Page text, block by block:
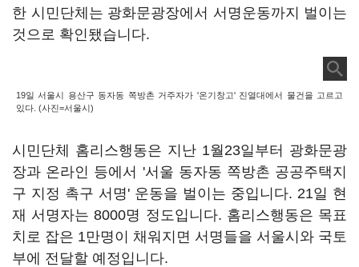
한 시민단체는 광화문광장에서 서명운동까지 벌이는
것으로 확인됐습니다.
19일 서울시 용산구 동자동 쪽방촌 거주자가 '온기창고' 진열대에서 물건을 고르고
있다. (사진=서울시)
시민단체 홈리스행동은 지난 1월23일부터 광화문광
장과 온라인 등에서 '서울 동자동 쪽방촌 공공주택지
구 지정 촉구 서명' 운동을 벌이는 중입니다. 21일 현
재 서명자는 8000명 정도입니다. 홈리스행동은 목표
치로 잡은 1만명이 채워지면 서명들을 서울시와 국토
부에 전달할 예정입니다.